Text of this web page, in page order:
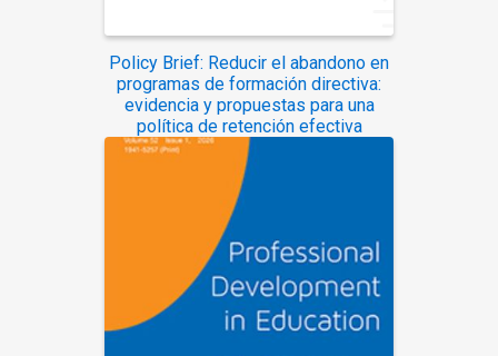
Policy Brief: Reducir el abandono en
programas de formación directiva:
evidencia y propuestas para una
política de retención efectiva